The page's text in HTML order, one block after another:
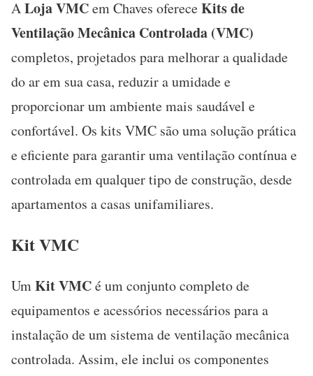
ALoja VMCem Chaves ofereceKits de
Ventilação Mecânica Controlada (VMC)
completos, projetados para melhorar a qualidade
do ar em sua casa, reduzir a umidade e
proporcionar um ambiente mais saudável e
confortável. Os kits VMC são uma solução prática
e eficiente para garantir uma ventilação contínua e
controlada em qualquer tipo de construção, desde
apartamentos a casas unifamiliares.
Kit VMC
UmKit VMCé um conjunto completo de
equipamentos e acessórios necessários para a
instalação de um sistema de ventilação mecânica
controlada. Assim, ele inclui os componentes